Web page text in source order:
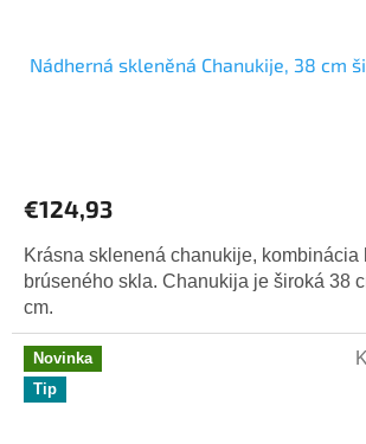
Nádherná skleněná Chanukije, 38 cm
€124,93
Krásna sklenená chanukije, kombinácia
brúseného skla. Chanukija je široká 38
cm.
Novinka
Tip